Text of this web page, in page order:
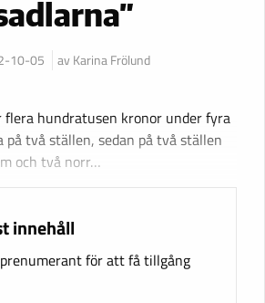
10-05 av Karina Frölund
flera hundratusen kronor under fyra
på två ställen, sedan på två ställen
och två norr…
innehåll
för att få tillgång